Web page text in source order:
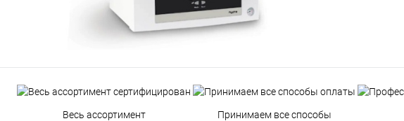
Весь ассортимент
Принимаем все способы